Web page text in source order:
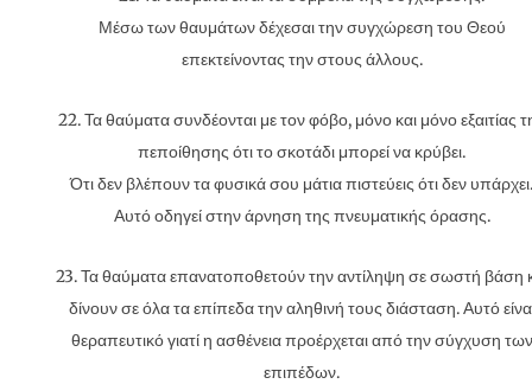
Μέσω των θαυμάτων δέχεσαι την συγχώρεση του Θεού
επεκτείνοντας την στους άλλους.
22. Τα θαύματα συνδέονται με τον φόβο, μόνο και μόνο εξαιτίας
πεποίθησης ότι το σκοτάδι μπορεί να κρύβει.
Ότι δεν βλέπουν τα φυσικά σου μάτια πιστεύεις ότι δεν υπάρχει.
Αυτό οδηγεί στην άρνηση της πνευματικής όρασης.
23. Τα θαύματα επανατοποθετούν την αντίληψη σε σωστή βάση
δίνουν σε όλα τα επίπεδα την αληθινή τους διάσταση. Αυτό
θεραπευτικό γιατί η ασθένεια προέρχεται από την σύγχυση των
επιπέδων.